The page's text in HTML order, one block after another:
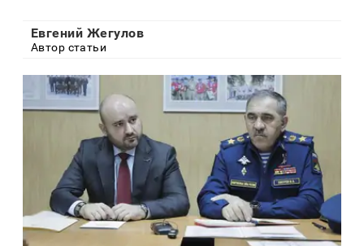
Евгений Жегулов
Автор статьи